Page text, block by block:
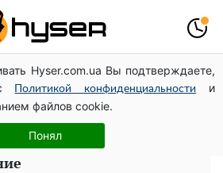
Hyser.com.ua Вы подтверждаете,
Политикой конфиденциальности
и
файлов cookie.
Понял
раз посетил место российского
на Подоле
заклеивают
открыл в Питере